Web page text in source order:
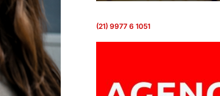
(21) 9977 6 1051